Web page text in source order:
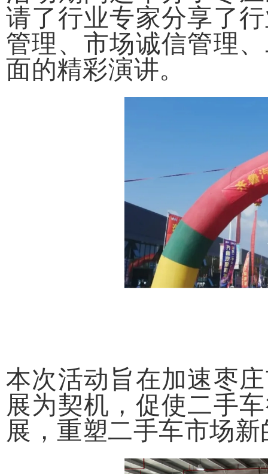
请了行业专家分享了
管理、市场诚信管理
面的精彩演讲。
本次活动旨在加速枣
展为契机，促使二手
展，重塑二手车市场